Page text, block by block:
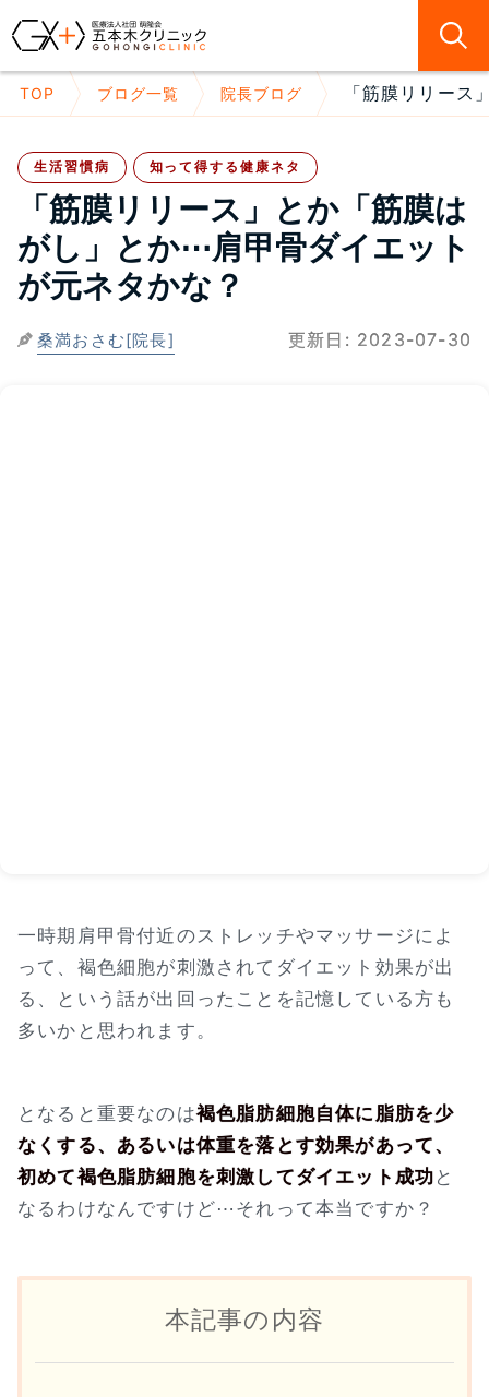
TOP ブログ一覧 院長ブログ 「筋膜リリー
生活習慣病 知って得する健康ネタ
「筋膜リリース」とか「筋膜は
がし」とか⋯肩甲骨ダイエット
が元ネタかな？
桑満おさむ[院長] 更新日: 2023-07-30
一時期肩甲骨付近のストレッチやマッサージによ
って、褐色細胞が刺激されてダイエット効果が出
る、という話が出回ったことを記憶している方も
多いかと思われます。
となると重要なのは褐色脂肪細胞自体に脂肪を少
なくする、あるいは体重を落とす効果があって、
初めて褐色脂肪細胞を刺激してダイエット成功 と
なるわけなんですけど⋯それって本当ですか？
本記事の内容